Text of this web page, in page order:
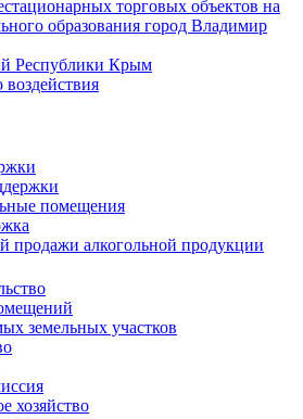
торговых объектов на
образования город Владимир
Республики Крым
помещения
продажи алкогольной продукции
земельных участков
хозяйство